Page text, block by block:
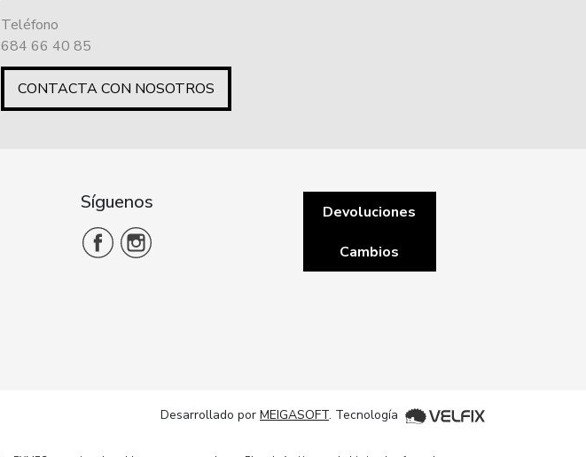
Teléfono
684 66 40 85
CONTACTA CON NOSOTROS
Síguenos Devoluciones
Cambios
Desarrollado por MEIGASOFT. Tecnología